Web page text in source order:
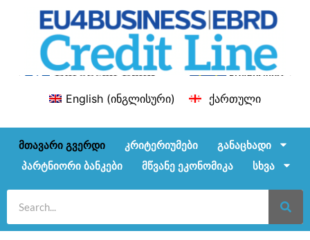
English (ინგლისური) ქართული
მთავარი გვერდი კრიტერიუმები
განაცხადი
პარტნიორი ბანკები
მწვანე ეკონომიკა სხვა